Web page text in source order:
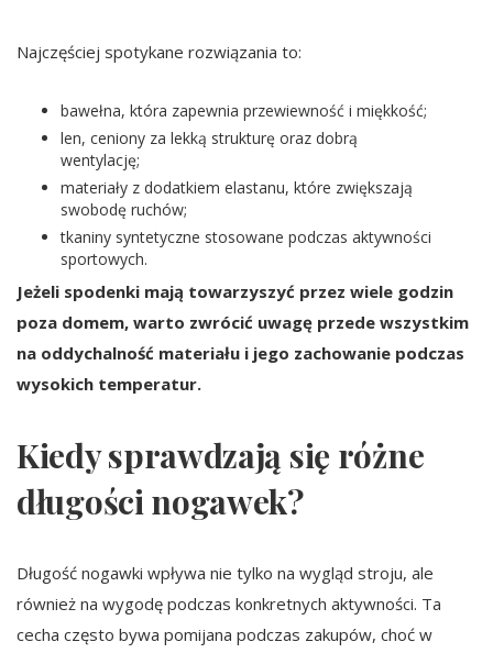
Najczęściej spotykane rozwiązania to:
bawełna, która zapewnia przewiewność i miękkość;
len, ceniony za lekką strukturę oraz dobrą
wentylację;
materiały z dodatkiem elastanu, które zwiększają
swobodę ruchów;
tkaniny syntetyczne stosowane podczas aktywności
sportowych.
Jeżeli spodenki mają towarzyszyć przez wiele godzin
poza domem, warto zwrócić uwagę przede wszystkim
na oddychalność materiału i jego zachowanie podczas
wysokich temperatur.
Kiedy sprawdzają się różne
długości nogawek?
Długość nogawki wpływa nie tylko na wygląd stroju, ale
również na wygodę podczas konkretnych aktywności. Ta
cecha często bywa pomijana podczas zakupów, choć w